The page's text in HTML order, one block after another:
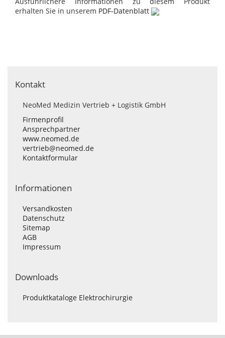
erhalten Sie in unserem PDF-Datenblatt
Kontakt
NeoMed Medizin Vertrieb + Logistik GmbH
Firmenprofil
Ansprechpartner
www.neomed.de
vertrieb@neomed.de
Kontaktformular
Informationen
Versandkosten
Datenschutz
Sitemap
AGB
Impressum
Downloads
Produktkataloge Elektrochirurgie